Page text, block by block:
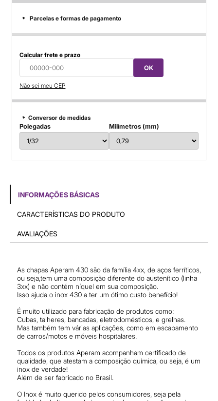
Parcelas e formas de pagamento
Calcular frete e prazo
OK
Não sei meu CEP
Conversor de medidas
Polegadas Milímetros (mm)
INFORMAÇÕES BÁSICAS
CARACTERÍSTICAS DO PRODUTO
AVALIAÇÕES
As chapas Aperam 430 são da família 4xx, de aços ferríticos,
ou seja,tem uma composição diferente do austenítico (linha
3xx) e não contém níquel em sua composição.
Isso ajuda o inox 430 a ter um ótimo custo benefício!
É muito utilizado para fabricação de produtos como:
Cubas, talheres, bancadas, eletrodomésticos, e grelhas.
Mas também tem várias aplicações, como em escapamento
de carros/motos e móveis hospitalares.
Todos os produtos Aperam acompanham certificado de
qualidade, que atestam a composição química, ou seja, é um
inox de verdade!
Além de ser fabricado no Brasil.
O Inox é muito querido pelos consumidores, seja pela